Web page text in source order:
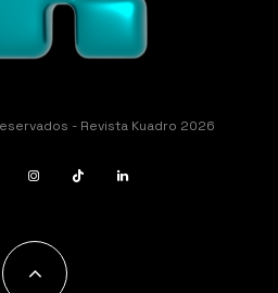
- Revista Kuadro 2026